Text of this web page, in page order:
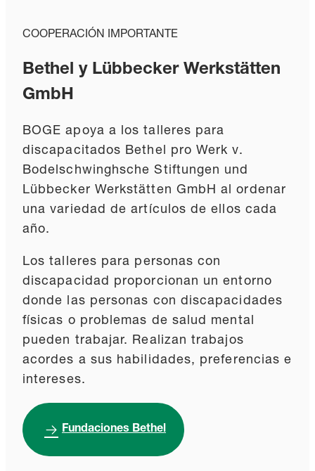
COOPERACIÓN IMPORTANTE
Bethel y Lübbecker Werkstätten
GmbH
BOGE apoya a los talleres para
discapacitados Bethel pro Werk v.
Bodelschwinghsche Stiftungen und
Lübbecker Werkstätten GmbH al ordenar
una variedad de artículos de ellos cada
año.
Los talleres para personas con
discapacidad proporcionan un entorno
donde las personas con discapacidades
físicas o problemas de salud mental
pueden trabajar. Realizan trabajos
acordes a sus habilidades, preferencias e
intereses.
Fundaciones Bethel